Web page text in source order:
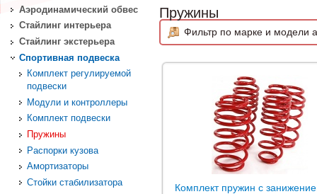
Пружины
Фильтр по марке и модели
Комплект пружин с
Аэродинамический обвес
Стайлинг интерьера
Стайлинг экстерьера
Спортивная подвеска
Комплект регулируемой
подвески
Модули и контроллеры
Комплект подвески
Пружины
Распорки кузова
Амортизаторы
Стойки стабилизатора